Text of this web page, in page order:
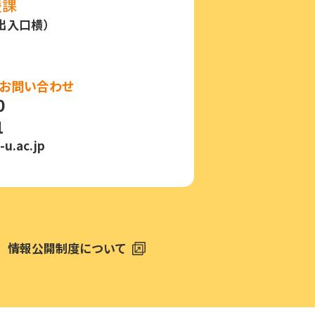
⼝横）
問い合わせ
u.ac.jp
情報公開制度について